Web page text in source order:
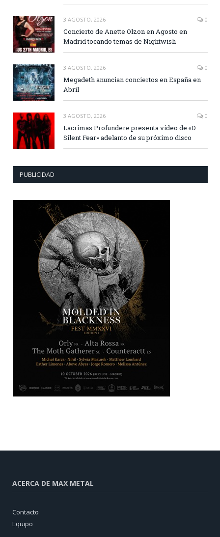
3 AGOSTO, 2026 0
Concierto de Anette Olzon en Agosto en
Madrid tocando temas de Nightwish
3 AGOSTO, 2026 0
Megadeth anuncian conciertos en España en
Abril
3 AGOSTO, 2026 0
Lacrimas Profundere presenta vídeo de «O
Silent Fear» adelanto de su próximo disco
PUBLICIDAD
ACERCA DE MAX METAL
Contacto
Equipo